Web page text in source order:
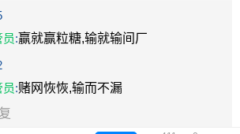
员:赢就赢粒糖,输就输间厂
员:赌网恢恢,输而不漏